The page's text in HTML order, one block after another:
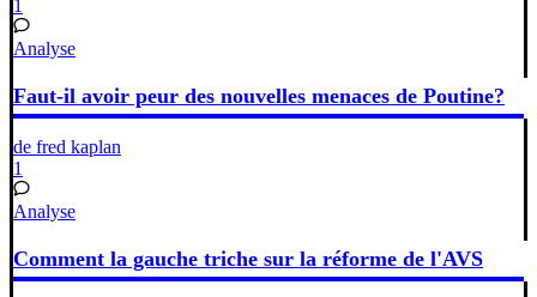
1
Analyse
Faut-il avoir peur des nouvelles menaces de Poutine?
de fred kaplan
1
Analyse
Comment la gauche triche sur la réforme de l'AVS